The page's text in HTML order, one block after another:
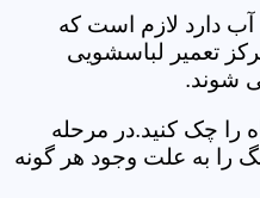
دارد لازم است که
تعمیر لباسشویی
شوند.
را چک کنید.در مرحله
را به علت وجود هر گونه